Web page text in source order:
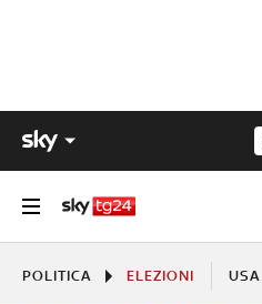
POLITICA ELEZIONI USA